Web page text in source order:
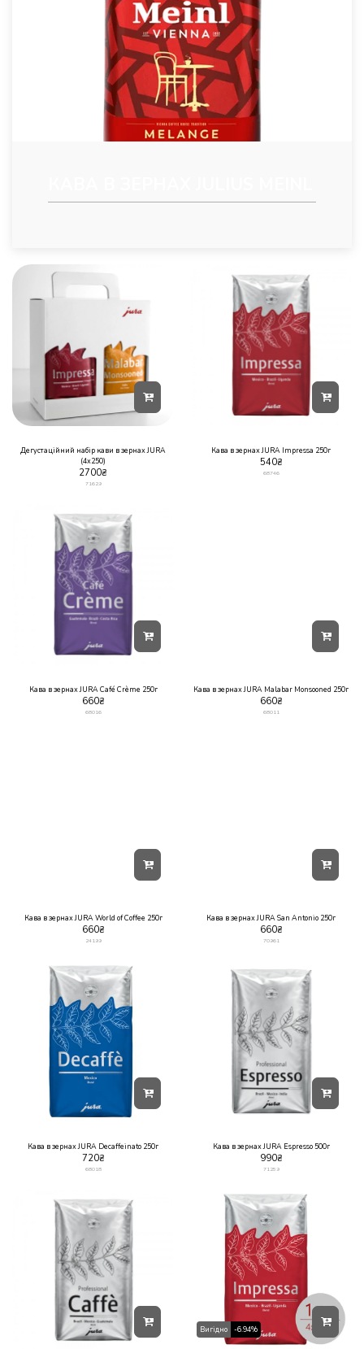
Дегустаційний набір кави в зернах JURA
(4х250)
2700₴
71629
Кава в зернах JURA Impressa 250г
540₴
68746
Кава в зернах JURA Café Crème 250г
660₴
68016
Кава в зернах JURA Malabar Monsooned 250г
660₴
68011
Кава в зернах JURA World of Coffee 250г
660₴
24199
Кава в зернах JURA San Antonio 250г
660₴
70961
Кава в зернах JURA Decaffeinato 250г
720₴
68018
Кава в зернах JURA Espresso 500г
990₴
71259
Вигідно -6.94%